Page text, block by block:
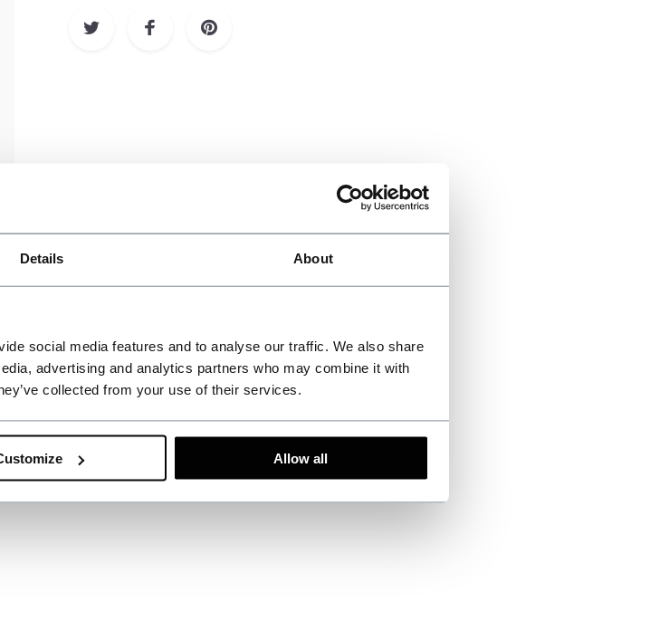
Details About
social media features and to analyse our traffic. We also share
advertising and analytics partners who may combine it with
collected from your use of their services.
Allow all